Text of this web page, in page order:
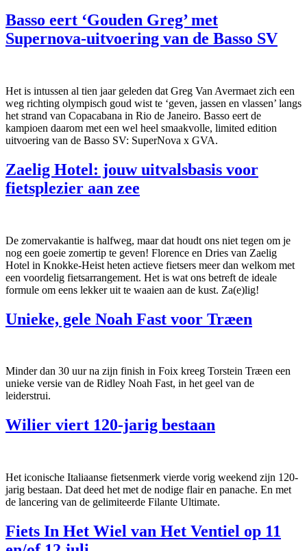
Basso eert ‘Gouden Greg’ met
Supernova-uitvoering van de Basso SV
Het is intussen al tien jaar geleden dat Greg Van Avermaet zich een
weg richting olympisch goud wist te ‘geven, jassen en vlassen’ langs
het strand van Copacabana in Rio de Janeiro. Basso eert de
kampioen daarom met een wel heel smaakvolle, limited edition
uitvoering van de Basso SV: SuperNova x GVA.
Zaelig Hotel: jouw uitvalsbasis voor
fietsplezier aan zee
De zomervakantie is halfweg, maar dat houdt ons niet tegen om je
nog een goeie zomertip te geven! Florence en Dries van Zaelig
Hotel in Knokke-Heist heten actieve fietsers meer dan welkom met
een voordelig fietsarrangement. Het is wat ons betreft de ideale
formule om eens lekker uit te waaien aan de kust. Za(e)lig!
Unieke, gele Noah Fast voor Træen
Minder dan 30 uur na zijn finish in Foix kreeg Torstein Træen een
unieke versie van de Ridley Noah Fast, in het geel van de
leiderstrui.
Wilier viert 120-jarig bestaan
Het iconische Italiaanse fietsenmerk vierde vorig weekend zijn 120-
jarig bestaan. Dat deed het met de nodige flair en panache. En met
de lancering van de gelimiteerde Filante Ultimate.
Fiets In Het Wiel van Het Ventiel op 11